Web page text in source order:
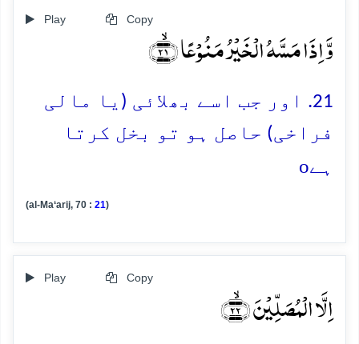
Play Copy
وَّ اِذَا مَسَّہُ الۡخَیۡرُ مَنُوۡعًا ﴿ۙ۲۱﴾
21. اور جب اسے بھلائی (یا مالی
فراخی) حاصل ہو تو بخل کرتا
ہےo
(al-Ma‘arij, 70 : 21)
Play Copy
اِلَّا الۡمُصَلِّیۡنَ ﴿ۙ۲۲﴾